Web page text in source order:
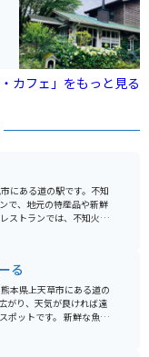
カフェ」をもっと見る
にある道の駅です。不知
で、地元の特産品や新鮮
料理や、地元産の野菜を
す。不知火海沿いの道路
も最適です。道の駅 不知
の一つであり、観光の拠
る
本県上天草市にある道の
がり、天気が良ければ遠
す。 新鮮な魚介
おすすめは車えび丼で